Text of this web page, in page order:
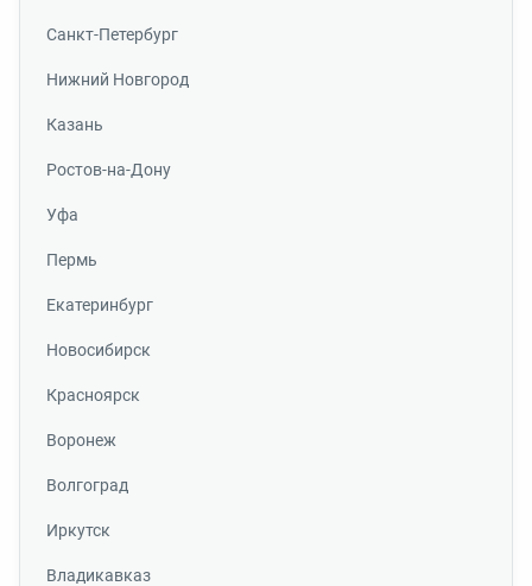
Санкт-Петербург
Нижний Новгород
Казань
Ростов-на-Дону
Уфа
Пермь
Екатеринбург
Новосибирск
Красноярск
Воронеж
Волгоград
Иркутск
Владикавказ